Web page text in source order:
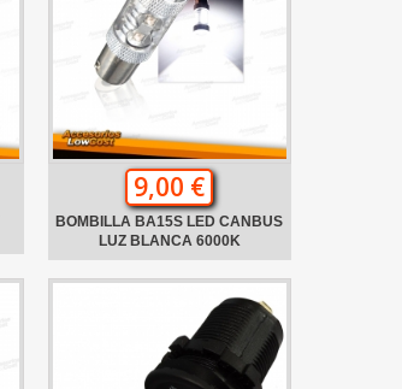
9,00 €
BOMBILLA BA15S LED CANBUS
LUZ BLANCA 6000K